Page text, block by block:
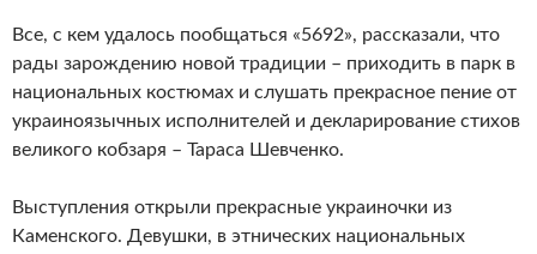
Все, с кем удалось пообщаться «5692», рассказали, что
рады зарождению новой традиции – приходить в парк в
национальных костюмах и слушать прекрасное пение от
украиноязычных исполнителей и декларирование стихов
великого кобзаря – Тараса Шевченко.
Выступления открыли прекрасные украиночки из
Каменского. Девушки, в этнических национальных